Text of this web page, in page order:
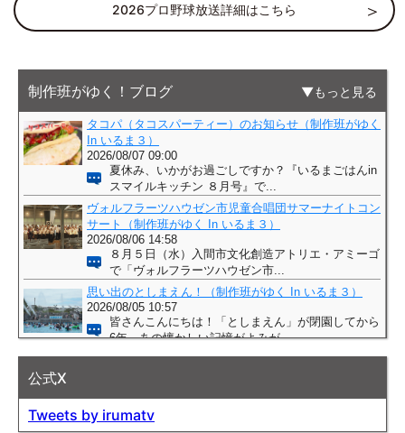
2026プロ野球放送詳細はこちら
制作班がゆく！ブログ もっと見る
公式X
Tweets by irumatv